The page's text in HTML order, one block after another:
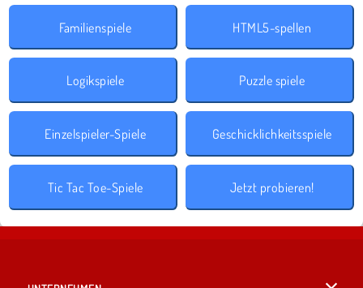
Familienspiele HTML5-spellen
Logikspiele Puzzle spiele
Einzelspieler-Spiele Geschicklichkeitsspiele
Tic Tac Toe-Spiele Jetzt probieren!